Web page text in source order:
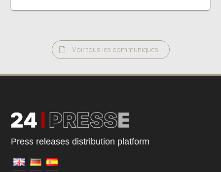
Voir tous les communiqués
Press releases distribution platform